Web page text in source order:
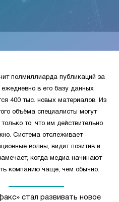
полмиллиарда публикаций за
ежедневно в его базу данных
400 тыс. новых материалов. Из
объёма специалисты могут
то, что им действительно
Система отслеживает
волны, видит позитив и
когда медиа начинают
компанию чаще, чем обычно.
стал развивать новое